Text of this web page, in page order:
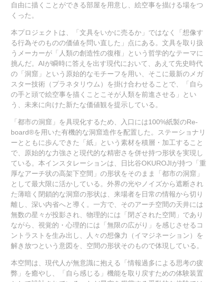
自由に描くことができる部屋を用意し、絵空事を描ける場をつ
くった。
本プロジェクトは、「文具をいかに売るか」ではなく「想像す
る行為そのものの価値を問い直した」点にある。文具を取り扱
うメーカーが「人類の創造性の復権」という哲学的なテーマに
挑んだ。AIが瞬時に答えを出す現代において、あえて先史時代
の「洞窟」という原始的なモチーフを用い、そこに最新のメガ
スター技術（プラネタリウム）を掛け合わせることで、「自ら
の手と頭で絵空事を描くことこそが人類を前進させる」とい
う、未来に向けた新たな価値観を提示している。
「都市の洞窟」を具現化するため、入口には100%紙製のRe-
board®を用いた有機的な洞窟造作を配置した。ステーショナリ
ーとともに歩んできた「紙」という素材を積層・加工すること
で、原始的な力強さと現代的な精密さを併せ持つ形状を実現し
ている。本インスタレーションは、日比谷OKUROJIが持つ「重
厚なアーチ状の高架下空間」の形状をそのまま「都市の洞窟」
として最大限に活かしている。外界の光やノイズから遮断され
た薄暗く閉鎖的な洞窟の形状は、来場者を日常の情報から切り
離し、深い内省へと導く。一方で、そのアーチ空間の天井には
無数の星々が投影され、物理的には「閉ざされた空間」であり
ながら、視覚的・心理的には「無限の広がり」を感じさせるコ
ントラストを生み出し、人々の想像力（イマジネーション）を
解き放つという意図を、空間の形状そのもので体現している。
本空間は、現代人が無意識に抱える「情報過多による思考の疲
弊」を癒やし、「自ら感じる」機能を取り戻すための体験装置